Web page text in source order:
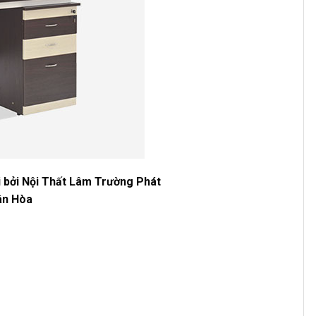
bởi Nội Thất Lâm Trường Phát
Hòa